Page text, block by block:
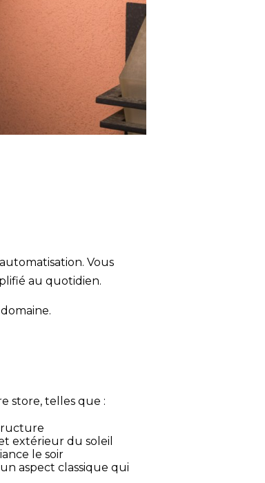
Vous
au quotidien.
store, telles que :
extérieur du soleil
le soir
aspect classique qui